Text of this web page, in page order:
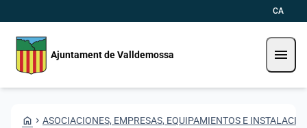
CA
Ajuntament de Valldemossa menu
HOME CHEVRON_RIGHT ASOCIACIONES, EMPRESAS, EQUIPAMIENTOS E